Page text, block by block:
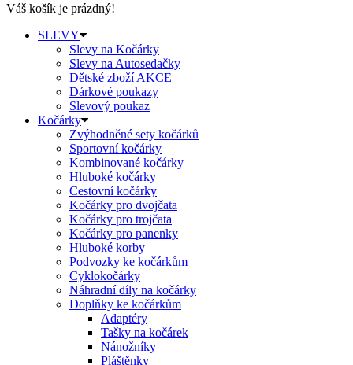
Váš košík je prázdný!
SLEVY
Slevy na Kočárky
Slevy na Autosedačky
Dětské zboží AKCE
Dárkové poukazy
Slevový poukaz
Kočárky
Zvýhodněné sety kočárků
Sportovní kočárky
Kombinované kočárky
Hluboké kočárky
Cestovní kočárky
Kočárky pro dvojčata
Kočárky pro trojčata
Kočárky pro panenky
Hluboké korby
Podvozky ke kočárkům
Cyklokočárky
Náhradní díly na kočárky
Doplňky ke kočárkům
Adaptéry
Tašky na kočárek
Nánožníky
Pláštěnky